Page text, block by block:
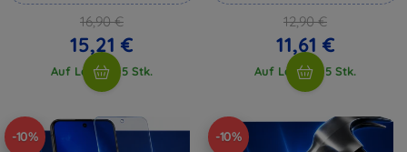
16,90 €
15,21 €
Auf Lager > 5 Stk.
12,90 €
11,61 €
Auf Lager > 5 Stk.
-10% -10%